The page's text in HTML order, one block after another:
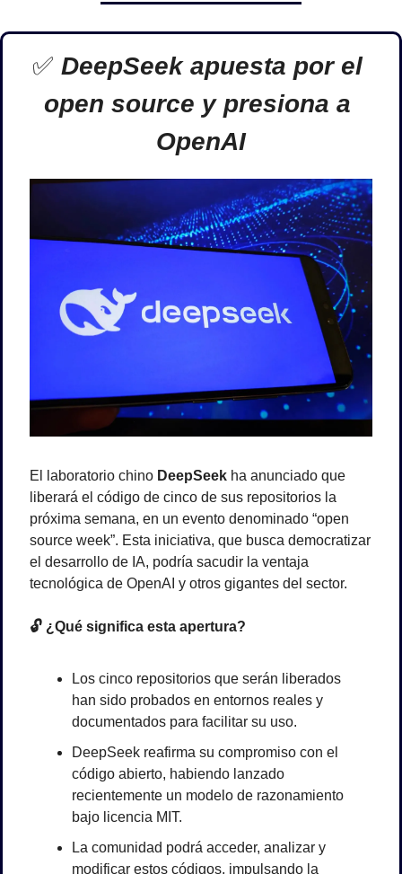
✅ DeepSeek apuesta por el
open source y presiona a
OpenAI
El laboratorio chino DeepSeek ha anunciado que
liberará el código de cinco de sus repositorios la
próxima semana, en un evento denominado “open
source week”. Esta iniciativa, que busca democratizar
el desarrollo de IA, podría sacudir la ventaja
tecnológica de OpenAI y otros gigantes del sector.
🔓 ¿Qué significa esta apertura?
Los cinco repositorios que serán liberados
han sido probados en entornos reales y
documentados para facilitar su uso.
DeepSeek reafirma su compromiso con el
código abierto, habiendo lanzado
recientemente un modelo de razonamiento
bajo licencia MIT.
La comunidad podrá acceder, analizar y
modificar estos códigos, impulsando la